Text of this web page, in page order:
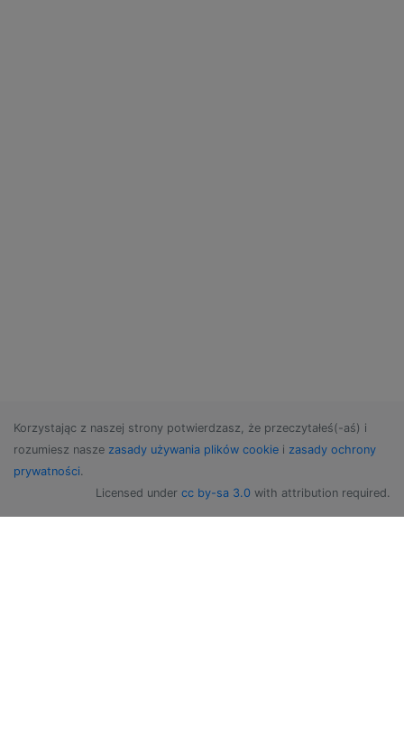
Korzystając z naszej strony potwierdzasz, że przeczytałeś(-aś) i
rozumiesz nasze zasady używania plików cookie i zasady ochrony
prywatności.
Licensed under cc by-sa 3.0 with attribution required.